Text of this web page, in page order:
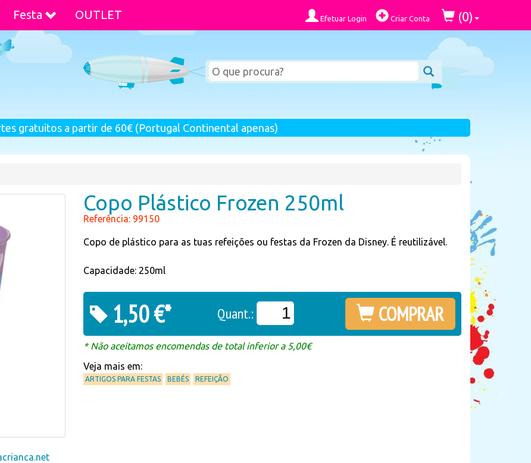
Festa OUTLET Efetuar Login Criar Conta (0)
gratuitos a partir de 60€ (Portugal Continental apenas)
Copo Plástico Frozen 250ml
Referência: 99150
Copo de plástico para as tuas refeições ou festas da Frozen da Disney. É reutilizável.
Capacidade: 250ml
1,50 €* Quant.: COMPRAR
* Não aceitamos encomendas de total inferior a 5,00€
Veja mais em:
ARTIGOS PARA FESTAS BEBÉS REFEIÇÃO